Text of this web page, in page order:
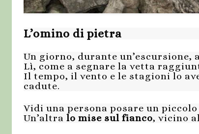
L’omino di pietra
Un giorno, durante un’escursione,
Lì, come a segnare la vetta
Il tempo, il vento e le stagioni lo
cadute.
Vidi una persona posare un
Un’altra lo mise sul fianco, vicino